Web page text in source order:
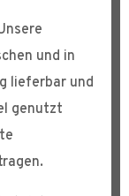
und in
lieferbar und
genutzt